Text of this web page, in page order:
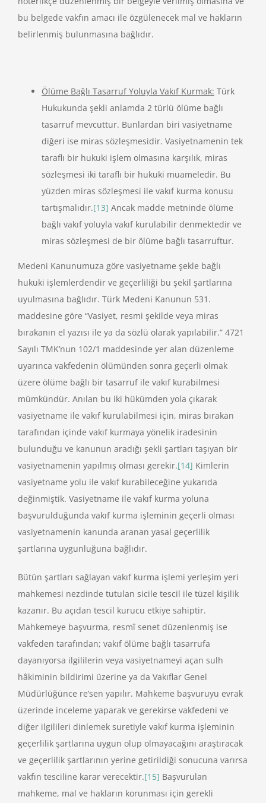
bu belgede vakfın amacı ile özgülenecek mal ve hakların
belirlenmiş bulunmasına bağlıdır.
Ölüme Bağlı Tasarruf Yoluyla Vakıf Kurmak: Türk
Hukukunda şekli anlamda 2 türlü ölüme bağlı
tasarruf mevcuttur. Bunlardan biri vasiyetname
diğeri ise miras sözleşmesidir. Vasiyetnamenin tek
taraflı bir hukuki işlem olmasına karşılık, miras
sözleşmesi iki taraflı bir hukuki muameledir. Bu
yüzden miras sözleşmesi ile vakıf kurma konusu
tartışmalıdır.[13] Ancak madde metninde ölüme
bağlı vakıf yoluyla vakıf kurulabilir denmektedir ve
miras sözleşmesi de bir ölüme bağlı tasarruftur.
Medeni Kanunumuza göre vasiyetname şekle bağlı
hukuki işlemlerdendir ve geçerliliği bu şekil şartlarına
uyulmasına bağlıdır. Türk Medeni Kanunun 531.
maddesine göre “Vasiyet, resmi şekilde veya miras
bırakanın el yazısı ile ya da sözlü olarak yapılabilir.” 4721
Sayılı TMK’nun 102/1 maddesinde yer alan düzenleme
uyarınca vakfedenin ölümünden sonra geçerli olmak
üzere ölüme bağlı bir tasarruf ile vakıf kurabilmesi
mümkündür. Anılan bu iki hükümden yola çıkarak
vasiyetname ile vakıf kurulabilmesi için, miras bırakan
tarafından içinde vakıf kurmaya yönelik iradesinin
bulunduğu ve kanunun aradığı şekli şartları taşıyan bir
vasiyetnamenin yapılmış olması gerekir.[14] Kimlerin
vasiyetname yolu ile vakıf kurabileceğine yukarıda
değinmiştik. Vasiyetname ile vakıf kurma yoluna
başvurulduğunda vakıf kurma işleminin geçerli olması
vasiyetnamenin kanunda aranan yasal geçerlilik
şartlarına uygunluğuna bağlıdır.
Bütün şartları sağlayan vakıf kurma işlemi yerleşim yeri
mahkemesi nezdinde tutulan sicile tescil ile tüzel kişilik
kazanır. Bu açıdan tescil kurucu etkiye sahiptir.
Mahkemeye başvurma, resmî senet düzenlenmiş ise
vakfeden tarafından; vakıf ölüme bağlı tasarrufa
dayanıyorsa ilgililerin veya vasiyetnameyi açan sulh
hâkiminin bildirimi üzerine ya da Vakıflar Genel
Müdürlüğünce re’sen yapılır. Mahkeme başvuruyu evrak
üzerinde inceleme yaparak ve gerekirse vakfedeni ve
diğer ilgilileri dinlemek suretiyle vakıf kurma işleminin
geçerlilik şartlarına uygun olup olmayacağını araştıracak
ve geçerlilik şartlarının yerine getirildiği sonucuna varırsa
vakfın tesciline karar verecektir.[15] Başvurulan
mahkeme, mal ve hakların korunması için gerekli